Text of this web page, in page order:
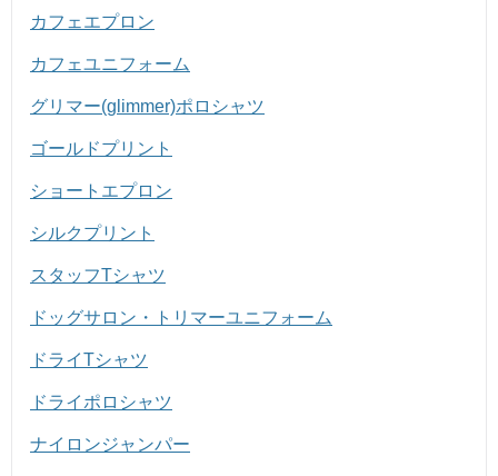
カフェエプロン
カフェユニフォーム
グリマー(glimmer)ポロシャツ
ゴールドプリント
ショートエプロン
シルクプリント
スタッフTシャツ
ドッグサロン・トリマーユニフォーム
ドライTシャツ
ドライポロシャツ
ナイロンジャンパー